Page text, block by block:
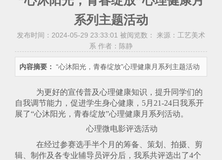
系列主题活动
发布时间：2024-05-29 23:33:01 被阅览数：
来源：工艺美术
系 作者：陈静
内容摘要： “心沐阳光，青春绽放”心理健康月系列主题活动
为更好的宣传普及心理健康知识，提升同学们的
自我调节能力，促进学生身心健康， 5月21-24日我系开
展了“心沐阳光，青春绽放”心理健康月系列活动。
心理微电影评选活动
在经过参赛选手半个月的筹备、策划、拍摄、剪
辑、制作及各专业辅导员评分后，我系共评选出了4个